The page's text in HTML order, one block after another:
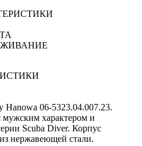
06-5323.04.007.23.
характером и
Scuba Diver. Корпус
нержавеющей стали.